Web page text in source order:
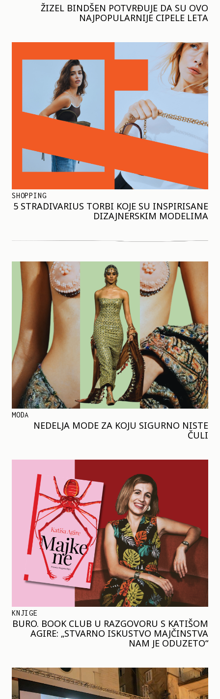
ŽIZEL BINDŠEN POTVRĐUJE DA SU OVO
NAJPOPULARNIJE CIPELE LETA
SHOPPING
5 STRADIVARIUS TORBI KOJE SU INSPIRISANE
DIZAJNERSKIM MODELIMA
MODA
NEDELJA MODE ZA KOJU SIGURNO NISTE
ČULI
KNJIGE
BURO. BOOK CLUB U RAZGOVORU S KATIŠOM
AGIRE: „STVARNO ISKUSTVO MAJČINSTVA
NAM JE ODUZETO“